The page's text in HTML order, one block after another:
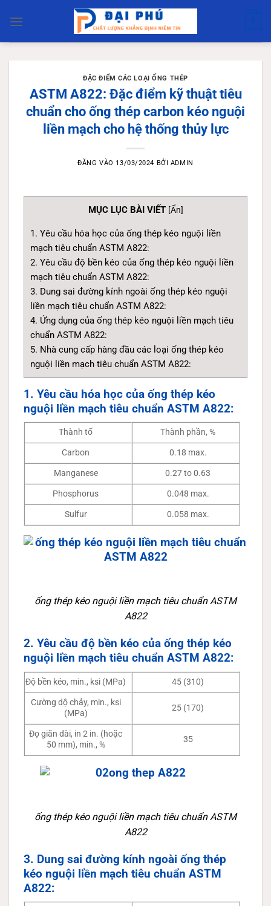
qua
0
ĐẶC ĐIỂM CÁC LOẠI ỐNG THÉP
ASTM A822: Đặc điểm kỹ thuật tiêu
chuẩn cho ống thép carbon kéo nguội
liền mạch cho hệ thống thủy lực
ĐĂNG VÀO 13/03/2024 BỞI ADMIN
MỤC LỤC BÀI VIẾT [Ẩn]
1. Yêu cầu hóa học của ống thép kéo nguội liền
mạch tiêu chuẩn ASTM A822:
2. Yêu cầu độ bền kéo của ống thép kéo nguội liền
mạch tiêu chuẩn ASTM A822:
3. Dung sai đường kính ngoài ống thép kéo nguội
liền mạch tiêu chuẩn ASTM A822:
4. Ứng dụng của ống thép kéo nguội liền mạch tiêu
chuẩn ASTM A822:
5. Nhà cung cấp hàng đầu các loại ống thép kéo
nguội liền mạch tiêu chuẩn ASTM A822:
1. Yêu cầu hóa học của ống thép kéo
nguội liền mạch tiêu chuẩn ASTM A822:
Thành tố
Thành phần, %
Carbon
0.18 max.
Manganese
0.27 to 0.63
Phosphorus
0.048 max.
Sulfur
0.058 max.
ống thép kéo nguội liền mạch tiêu chuẩn ASTM
A822
2. Yêu cầu độ bền kéo của ống thép kéo
nguội liền mạch tiêu chuẩn ASTM A822:
Độ bền kéo, min., ksi (MPa)
45 (310)
Cường dộ chảy, min., ksi
(MPa)
25 (170)
Đọ giãn dài, in 2 in. (hoặc
50 mm), min., %
35
ống thép kéo nguội liền mạch tiêu chuẩn ASTM
A822
3. Dung sai đường kính ngoài ống thép
kéo nguội liền mạch tiêu chuẩn ASTM
A822: